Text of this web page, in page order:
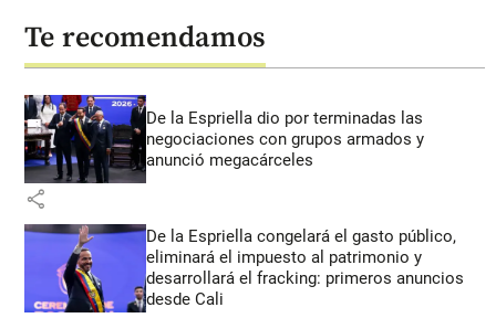
Te recomendamos
De la Espriella dio por terminadas las
negociaciones con grupos armados y
anunció megacárceles
share
De la Espriella congelará el gasto público,
eliminará el impuesto al patrimonio y
desarrollará el fracking: primeros anuncios
desde Cali